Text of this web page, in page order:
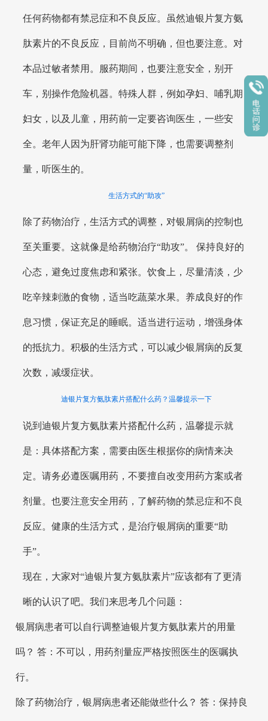
任何药物都有禁忌症和不良反应。虽然迪银片复方氨
肽素片的不良反应，目前尚不明确，但也要注意。对
本品过敏者禁用。服药期间，也要注意安全，别开
车，别操作危险机器。特殊人群，例如孕妇、哺乳期
妇女，以及儿童，用药前一定要咨询医生，一些安
全。老年人因为肝肾功能可能下降，也需要调整剂
量，听医生的。
生活方式的“助攻”
除了药物治疗，生活方式的调整，对银屑病的控制也
至关重要。这就像是给药物治疗“助攻”。 保持良好的
心态，避免过度焦虑和紧张。饮食上，尽量清淡，少
吃辛辣刺激的食物，适当吃蔬菜水果。养成良好的作
息习惯，保证充足的睡眠。适当进行运动，增强身体
的抵抗力。积极的生活方式，可以减少银屑病的反复
次数，减缓症状。
迪银片复方氨肽素片搭配什么药？温馨提示一下
说到迪银片复方氨肽素片搭配什么药，温馨提示就
是：具体搭配方案，需要由医生根据你的病情来决
定。请务必遵医嘱用药，不要擅自改变用药方案或者
剂量。也要注意安全用药，了解药物的禁忌症和不良
反应。健康的生活方式，是治疗银屑病的重要“助
手”。
现在，大家对“迪银片复方氨肽素片”应该都有了更清
晰的认识了吧。我们来思考几个问题：
银屑病患者可以自行调整迪银片复方氨肽素片的用量
吗？ 答：不可以，用药剂量应严格按照医生的医嘱执
行。
除了药物治疗，银屑病患者还能做些什么？ 答：保持良